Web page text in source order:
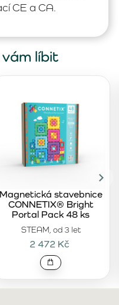
CE a CA.
líbit
STEAM, od 3 let
Magnetická stavebnice
CONNETIX® Bright
Portal Pack 48 ks
2 472 Kč